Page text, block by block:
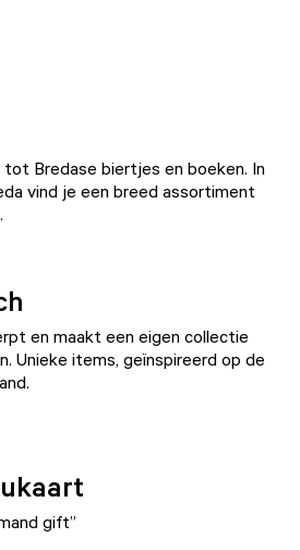
Bredase biertjes en boeken. In
vind je een breed assortiment
en maakt een eigen collectie
Unieke items, geïnspireerd op de
gift”